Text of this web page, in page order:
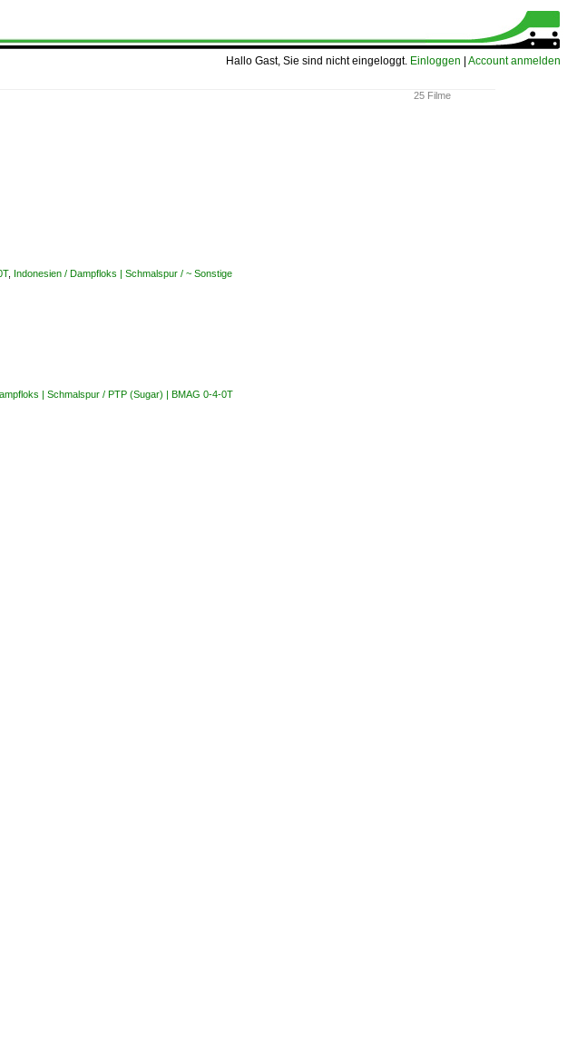
Hallo Gast, Sie sind nicht eingeloggt. Einloggen Account anmelden
25 Filme
, Indonesien / Dampfloks | Schmalspur / ~ Sonstige
| Schmalspur / PTP (Sugar) | BMAG 0-4-0T